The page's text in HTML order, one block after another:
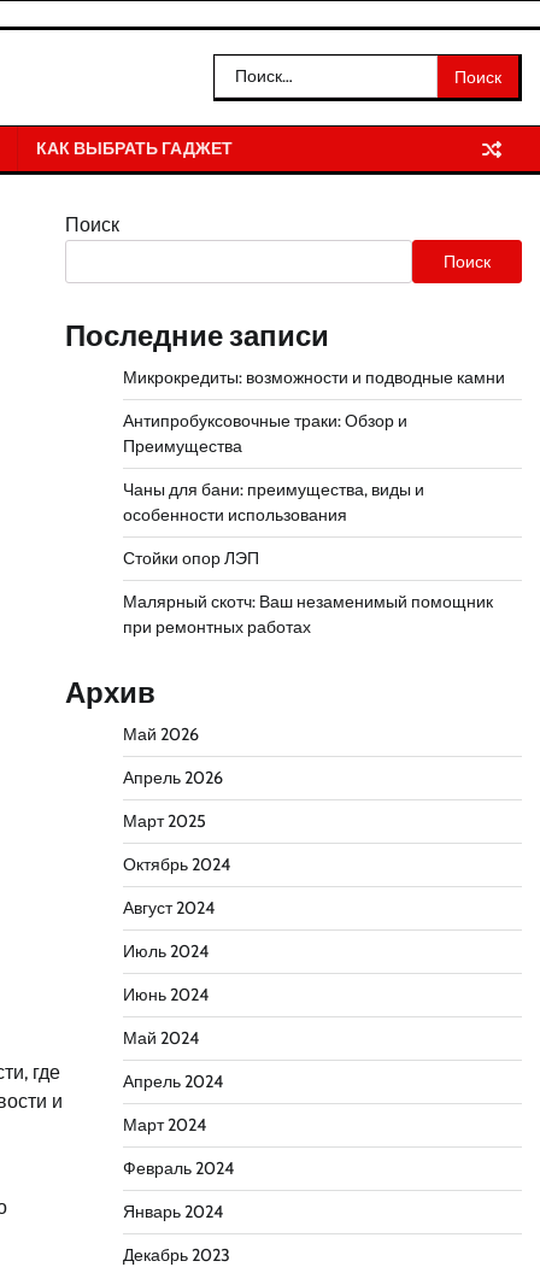
Найти:
КАК ВЫБРАТЬ ГАДЖЕТ
где
и
Поиск
Поиск
Последние записи
Микрокредиты: возможности и подводные камни
Антипробуксовочные траки: Обзор и
Преимущества
Чаны для бани: преимущества, виды и
особенности использования
Стойки опор ЛЭП
Малярный скотч: Ваш незаменимый помощник
при ремонтных работах
Архив
Май 2026
Апрель 2026
Март 2025
Октябрь 2024
Август 2024
Июль 2024
Июнь 2024
Май 2024
Апрель 2024
Март 2024
Февраль 2024
Январь 2024
Декабрь 2023